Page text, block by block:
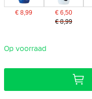
€ 8,99
€ 6,50
€ 8,99
Op voorraad